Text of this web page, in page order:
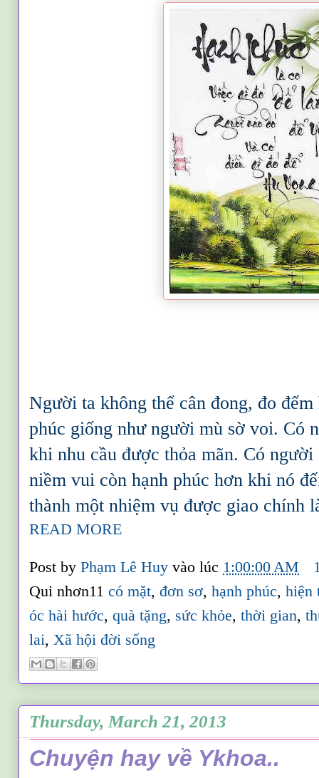
Người ta không thể cân đong, đo
phúc giống như người mù sờ voi. Có
khi nhu cầu được thỏa mãn. Có
niềm vui còn hạnh phúc hơn khi nó
thành một nhiệm vụ được giao chính
READ MORE
Post byPhạm Lê Huyvào lúc 1:00:00 AM
Qui nhơn11có mặt,đơn sơ,hạnh phúc,hiện
óc hài hước,quà tặng, sức khỏe,thời gian,
lai,Xã hội đời sống
Thursday, March 21, 2013
Chuyện hay về Ykhoa..